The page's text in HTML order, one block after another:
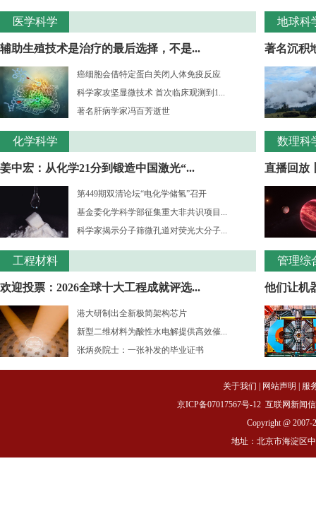
医学科学
辅助生殖技术是治疗的最后选择，不是...
癌细胞会借特定蛋白关闭人体免疫反应
科学家攻坚显微技术 首次临床观测到1...
著名肝病学家冯百芳逝世
化学科学
姜中宏：从化学21分到锻造中国激光“...
第449期双清论坛“电化学储氢”召开
基金委化学科学部征集重大非共识项目...
科学家揭示分子筛微孔道对荧光大分子...
工程材料
欢迎投票：2026全球十大工程成就评选...
港大研制出全新极简架构芯片
新型二维材料为酸性水电解提供高效催...
张炳炎院士：一张补发的毕业证书
地球科
著名沉积
数理科
直播回放
管理综
他们让机
关于我们 网站声明
服
京ICP备07017567号-12 互联网新闻
Copyright @ 2007-
地址：北京市海淀区